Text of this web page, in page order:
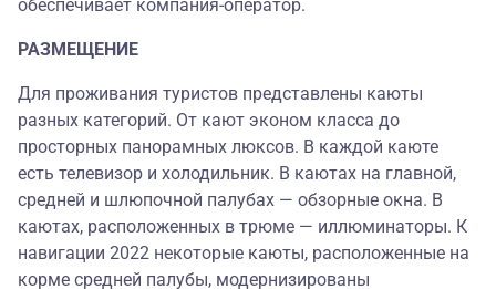
обеспечивает компания-оператор.
РАЗМЕЩЕНИЕ
Для проживания туристов представлены каюты
разных категорий. От кают эконом класса до
просторных панорамных люксов. В каждой каюте
есть телевизор и холодильник. В каютах на главной,
средней и шлюпочной палубах — обзорные окна. В
каютах, расположенных в трюме — иллюминаторы. К
навигации 2022 некоторые каюты, расположенные на
корме средней палубы, модернизированы